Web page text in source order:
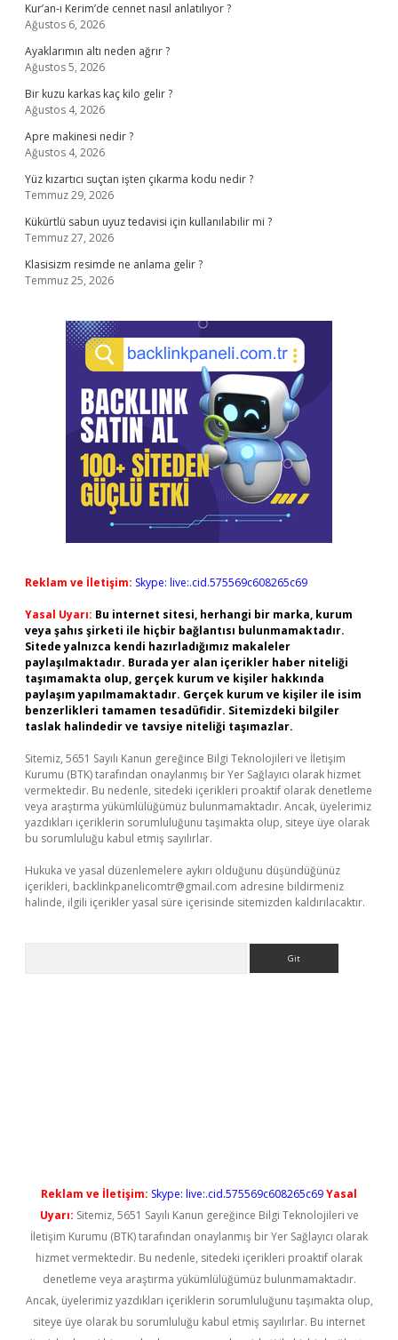
Kur’an-ı Kerim’de cennet nasıl anlatılıyor ?
Ağustos 6, 2026
Ayaklarımın altı neden ağrır ?
Ağustos 5, 2026
Bir kuzu karkas kaç kilo gelir ?
Ağustos 4, 2026
Apre makinesi nedir ?
Ağustos 4, 2026
Yüz kızartıcı suçtan işten çıkarma kodu nedir ?
Temmuz 29, 2026
Kükürtlü sabun uyuz tedavisi için kullanılabilir mi ?
Temmuz 27, 2026
Klasisizm resimde ne anlama gelir ?
Temmuz 25, 2026
Reklam ve İletişim: Skype: live:.cid.575569c608265c69
Yasal Uyarı: Bu internet sitesi, herhangi bir marka, kurum
veya şahıs şirketi ile hiçbir bağlantısı bulunmamaktadır.
Sitede yalnızca kendi hazırladığımız makaleler
paylaşılmaktadır. Burada yer alan içerikler haber niteliği
taşımamakta olup, gerçek kurum ve kişiler hakkında
paylaşım yapılmamaktadır. Gerçek kurum ve kişiler ile isim
benzerlikleri tamamen tesadüfidir. Sitemizdeki bilgiler
taslak halindedir ve tavsiye niteliği taşımazlar.
Sitemiz, 5651 Sayılı Kanun gereğince Bilgi Teknolojileri ve İletişim
Kurumu (BTK) tarafından onaylanmış bir Yer Sağlayıcı olarak hizmet
vermektedir. Bu nedenle, sitedeki içerikleri proaktif olarak denetleme
veya araştırma yükümlülüğümüz bulunmamaktadır. Ancak, üyelerimiz
yazdıkları içeriklerin sorumluluğunu taşımakta olup, siteye üye olarak
bu sorumluluğu kabul etmiş sayılırlar.
Hukuka ve yasal düzenlemelere aykırı olduğunu düşündüğünüz
içerikleri, backlinkpanelicomtr@gmail.com adresine bildirmeniz
halinde, ilgili içerikler yasal süre içerisinde sitemizden kaldırılacaktır.
Reklam ve İletişim: Skype: live:.cid.575569c608265c69Yasal
Uyarı: Sitemiz, 5651 Sayılı Kanun gereğince Bilgi Teknolojileri ve
İletişim Kurumu (BTK) tarafından onaylanmış bir Yer Sağlayıcı olarak
hizmet vermektedir. Bu nedenle, sitedeki içerikleri proaktif olarak
denetleme veya araştırma yükümlülüğümüz bulunmamaktadır.
Ancak, üyelerimiz yazdıkları içeriklerin sorumluluğunu taşımakta olup,
siteye üye olarak bu sorumluluğu kabul etmiş sayılırlar. Bu internet